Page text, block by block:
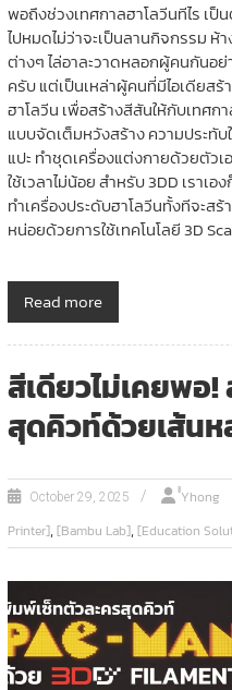
พอถึงช่วงเทศกาลฮาโลวีนทีไร เ
ไปหมดไม่ว่าจะเป็นลานกิจกรรม
ต่างๆ ไล่อาละวาดหลอกผู้คนกันอ
ครับ แต่เป็นเหล่าผู้คนที่มีไอเดียส
ฮาโลวีน เพื่อสร้างสีสันให้กับเทศ
แบบจัดเต็มหวังสร้าง ความประทั
แปะ ทำชุดเครื่องแต่งกายด้วยตัวเ
ใช้เวลาไม่น้อย สำหรับ 3DD เราเ
ทำเครื่องประดับฮาโลวีนทั้งทีจะส
หน่อยด้วยการใช้เทคโนโลยี 3D
Read more
สีเดียวไม่เคยพอ!
สุดคิวท์ด้วยเส้นห
October 29, 2025 ํํYhong
Printer],[Bambu Lab],[Education